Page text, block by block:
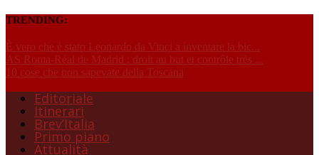
TRENDING:
È vero che è stato Leonardo da Vinci a inventare la bic...
AS Roma-Réal de Madrid : droit au but et contrôle très ...
10 cose che non sapevate della Toscana
Editoriale
Itinerari
Brev’Italia
Primo piano
Attualità